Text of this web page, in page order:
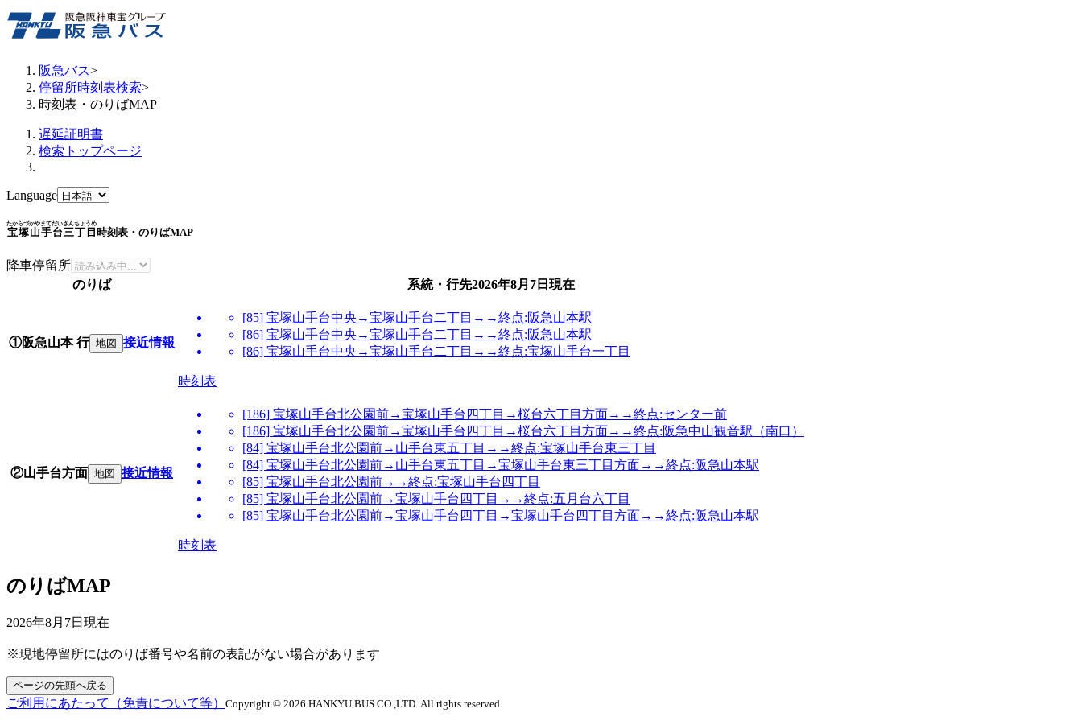
阪急バス>
停留所時刻表検索>
時刻表・のりばMAP
遅延証明書
検索トップページ
Language
宝塚山手台三丁目
たからづかやまてだいさんちょうめ
時刻表・のりばMAP
降車停留所
のりば
系統・行先2026年8月7日 現在
①阪急山本 行 地図 接近情報
[85] 宝塚山手台中央→宝塚山手台二丁目→→終点:阪急山本駅
[86] 宝塚山手台中央→宝塚山手台二丁目→→終点:阪急山本駅
[86] 宝塚山手台中央→宝塚山手台二丁目→→終点:宝塚山手台一丁目
時刻表
②山手台方面 地図 接近情報
[186] 宝塚山手台北公園前→宝塚山手台四丁目→桜台六丁目方面→→終点:センター前
[186] 宝塚山手台北公園前→宝塚山手台四丁目→桜台六丁目方面→→終点:阪急中山観音駅（南口）
[84] 宝塚山手台北公園前→山手台東五丁目→→終点:宝塚山手台東三丁目
[84] 宝塚山手台北公園前→山手台東五丁目→宝塚山手台東三丁目方面→→終点:阪急山本駅
[85] 宝塚山手台北公園前→→終点:宝塚山手台四丁目
[85] 宝塚山手台北公園前→宝塚山手台四丁目→→終点:五月台六丁目
[85] 宝塚山手台北公園前→宝塚山手台四丁目→宝塚山手台四丁目方面→→終点:阪急山本駅
時刻表
のりばMAP
2026年8月7日 現在
※現地停留所にはのりば番号や名前の表記がない場合があります
ページの先頭へ戻る
ご利用にあたって（免責について等） Copyright © 2026 HANKYU BUS CO.,LTD. All rights reserved.